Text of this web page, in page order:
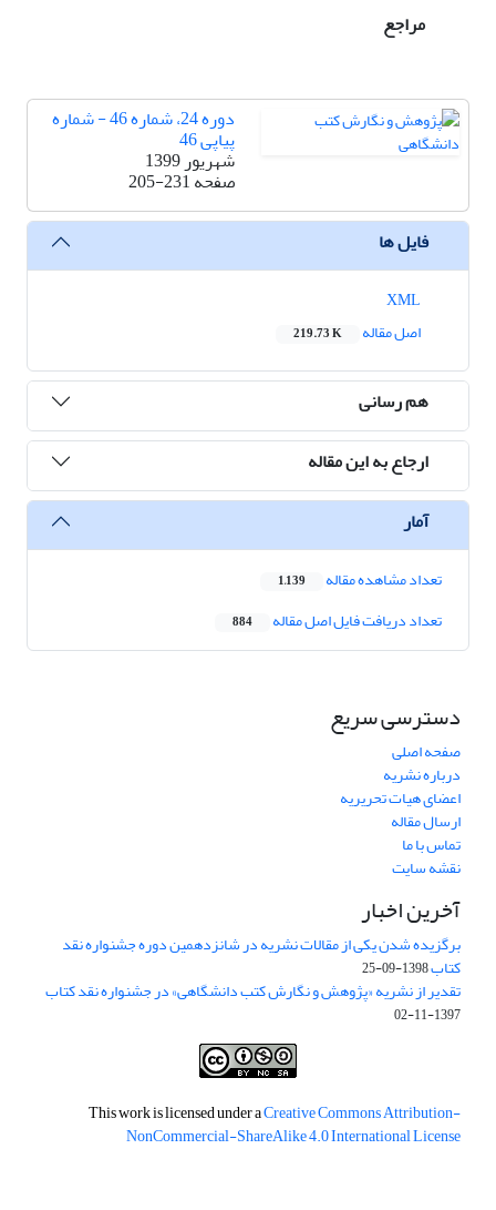
مراجع
دوره 24، شماره 46 - شماره
پیاپی 46
شهریور 1399
صفحه205-231
فایل ها
اصل مقاله
219.73 K
هم رسانی
ارجاع به این مقاله
آمار
تعداد مشاهده مقاله 1,139
تعداد دریافت فایل اصل مقاله 884
دسترسی سریع
صفحه اصلی
درباره نشریه
اعضای هیات تحریریه
ارسال مقاله
تماس با ما
نقشه سایت
آخرین اخبار
برگزیده شدن یکی از مقالات نشریه در شانزدهمین دوره جشنواره نقد
کتاب1398-09-25
تقدیر از نشریه «پژوهش و نگارش کتب دانشگاهی» در جشنواره نقد کتاب
1397-11-02
This work is licensed under aCreative Commons Attribution-
NonCommercial-ShareAlike 4.0 International License